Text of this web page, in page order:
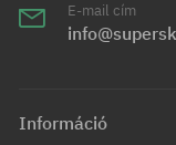
E-mail cím
Információ